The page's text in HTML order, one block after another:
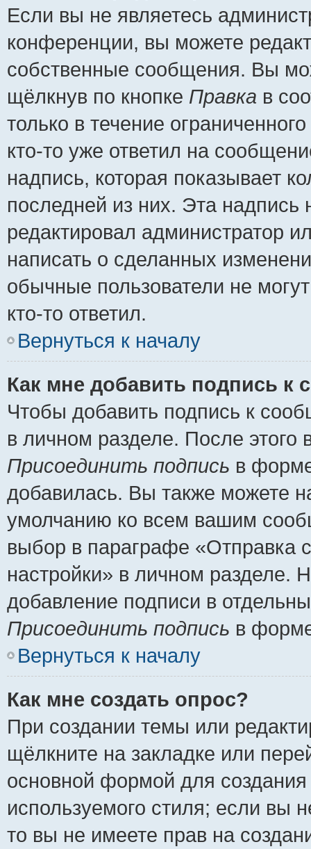
Если вы не являетесь
конференции, вы можете
собственные сообщения. Вы
щёлкнув по кнопке Правка в
только в течение
кто-то уже ответил на
надпись, которая показывает
последней из них. Эта
редактировал администратор
написать о сделанных
обычные пользователи не
кто-то ответил.
Вернуться к началу
Как мне добавить подпись к
Чтобы добавить подпись к
в личном разделе. После
Присоединить подпись в
добавилась. Вы также можете
умолчанию ко всем вашим
выбор в параграфе «Отправка
настройки» в личном разделе.
добавление подписи в
Присоединить подпись в
Вернуться к началу
Как мне создать опрос?
При создании темы или
щёлкните на закладке или
основной формой для
используемого стиля; если вы
то вы не имеете прав на